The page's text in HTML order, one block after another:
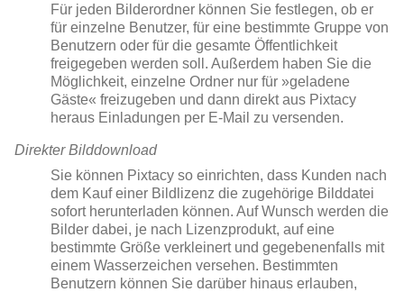
Für jeden Bilderordner können Sie festlegen, ob er
für einzelne Benutzer, für eine bestimmte Gruppe von
Benutzern oder für die gesamte Öffentlichkeit
freigegeben werden soll. Außerdem haben Sie die
Möglichkeit, einzelne Ordner nur für »geladene
Gäste« freizugeben und dann direkt aus Pixtacy
heraus Einladungen per E-Mail zu versenden.
Direkter Bilddownload
Sie können Pixtacy so einrichten, dass Kunden nach
dem Kauf einer Bildlizenz die zugehörige Bilddatei
sofort herunterladen können. Auf Wunsch werden die
Bilder dabei, je nach Lizenzprodukt, auf eine
bestimmte Größe verkleinert und gegebenenfalls mit
einem Wasserzeichen versehen. Bestimmten
Benutzern können Sie darüber hinaus erlauben,